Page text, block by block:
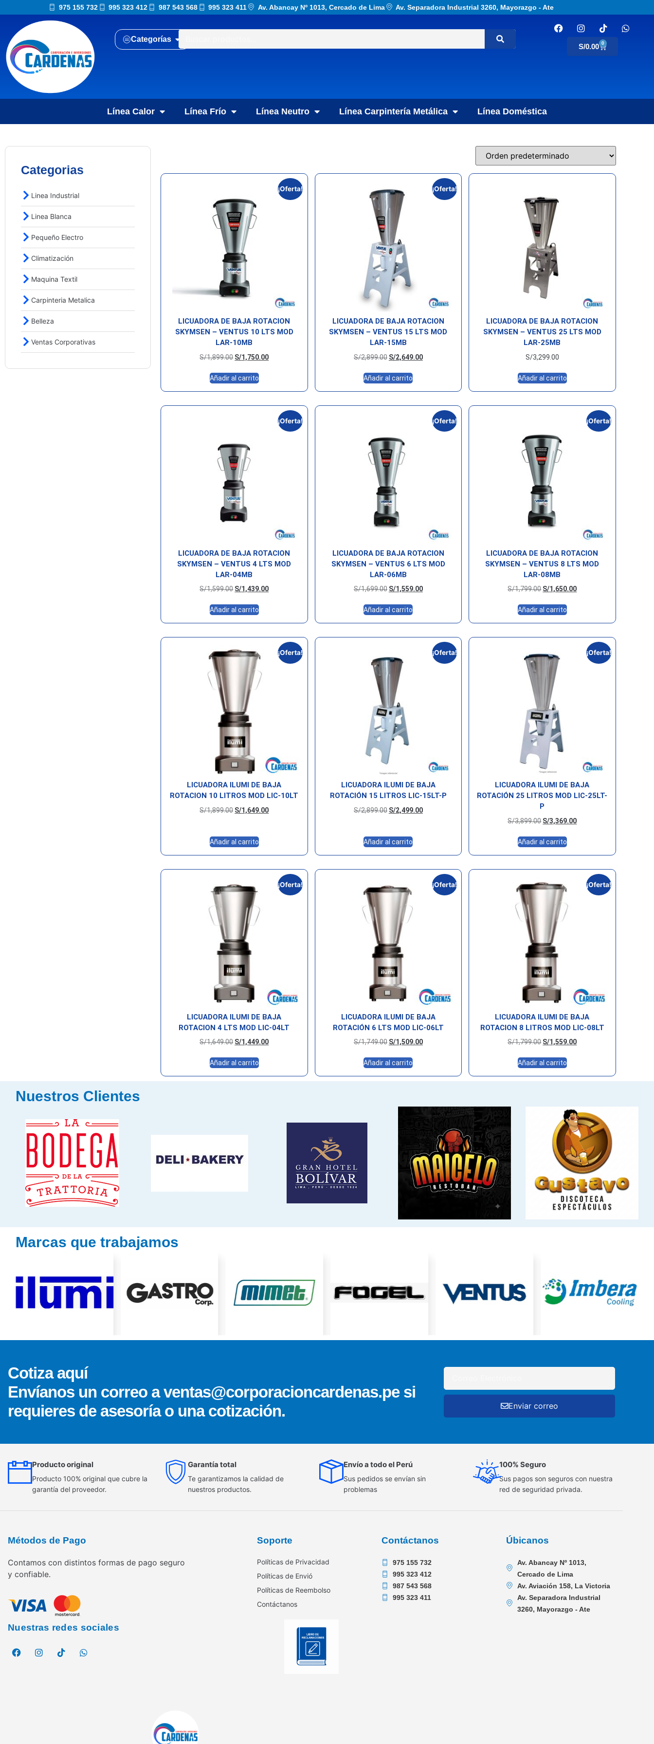
975 155 732 995 323 412 987 543 568 995 323 411 Av. Abancay Nº 1013, Cercado de Lima Av. Separadora Industrial 3260, Mayorazgo - Ate
Categorías
S/0.00 0
Línea Calor Línea Frío Línea Neutro Línea Carpintería Metálica Línea Doméstica
Categorias
Linea Industrial
Linea Blanca
Pequeño Electro
Climatización
Maquina Textil
Carpinteria Metalica
Belleza
Ventas Corporativas
¡Oferta!
LICUADORA DE BAJA ROTACION
SKYMSEN – VENTUS 10 LTS MOD
LAR-10MB
S/1,899.00 S/1,750.00
Añadir al carrito
¡Oferta!
LICUADORA DE BAJA ROTACION
SKYMSEN – VENTUS 15 LTS MOD
LAR-15MB
S/2,899.00 S/2,649.00
Añadir al carrito
LICUADORA DE BAJA ROTACION
SKYMSEN – VENTUS 25 LTS MOD
LAR-25MB
S/3,299.00
Añadir al carrito
¡Oferta!
LICUADORA DE BAJA ROTACION
SKYMSEN – VENTUS 4 LTS MOD
LAR-04MB
S/1,599.00 S/1,439.00
Añadir al carrito
¡Oferta!
LICUADORA DE BAJA ROTACION
SKYMSEN – VENTUS 6 LTS MOD
LAR-06MB
S/1,699.00 S/1,559.00
Añadir al carrito
¡Oferta!
LICUADORA DE BAJA ROTACION
SKYMSEN – VENTUS 8 LTS MOD
LAR-08MB
S/1,799.00 S/1,650.00
Añadir al carrito
¡Oferta!
LICUADORA ILUMI DE BAJA
ROTACION 10 LITROS MOD LIC-10LT
S/1,899.00 S/1,649.00
Añadir al carrito
¡Oferta!
LICUADORA ILUMI DE BAJA
ROTACIÓN 15 LITROS LIC-15LT-P
S/2,899.00 S/2,499.00
Añadir al carrito
¡Oferta!
LICUADORA ILUMI DE BAJA
ROTACIÓN 25 LITROS MOD LIC-25LT-
P
S/3,899.00 S/3,369.00
Añadir al carrito
¡Oferta!
LICUADORA ILUMI DE BAJA
ROTACION 4 LTS MOD LIC-04LT
S/1,649.00 S/1,449.00
Añadir al carrito
¡Oferta!
LICUADORA ILUMI DE BAJA
ROTACIÓN 6 LTS MOD LIC-06LT
S/1,749.00 S/1,509.00
Añadir al carrito
¡Oferta!
LICUADORA ILUMI DE BAJA
ROTACION 8 LITROS MOD LIC-08LT
S/1,799.00 S/1,559.00
Añadir al carrito
Nuestros Clientes
Marcas que trabajamos
Cotiza aquí
Envíanos un correo a ventas@corporacioncardenas.pe si
requieres de asesoría o una cotización.
Enviar correo
Producto original
Producto 100% original que cubre la
garantía del proveedor.
Garantía total
Te garantizamos la calidad de
nuestros productos.
Envío a todo el Perú
Sus pedidos se envían sin
problemas
100% Seguro
Sus pagos son seguros con nuestra
red de seguridad privada.
Métodos de Pago
Contamos con distintos formas de pago seguro
y confiable.
Nuestras redes sociales
Soporte
Políticas de Privacidad
Políticas de Envió
Políticas de Reembolso
Contáctanos
Contáctanos
975 155 732
995 323 412
987 543 568
995 323 411
Úbicanos
Av. Abancay Nº 1013,
Cercado de Lima
Av. Aviación 158, La Victoria
Av. Separadora Industrial
3260, Mayorazgo - Ate